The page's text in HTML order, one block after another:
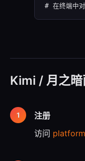
# 在终端中
Kimi / 月之暗
注册
访问